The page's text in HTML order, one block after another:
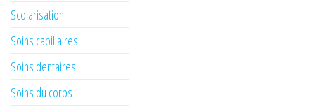
Scolarisation
Soins capillaires
Soins dentaires
Soins du corps